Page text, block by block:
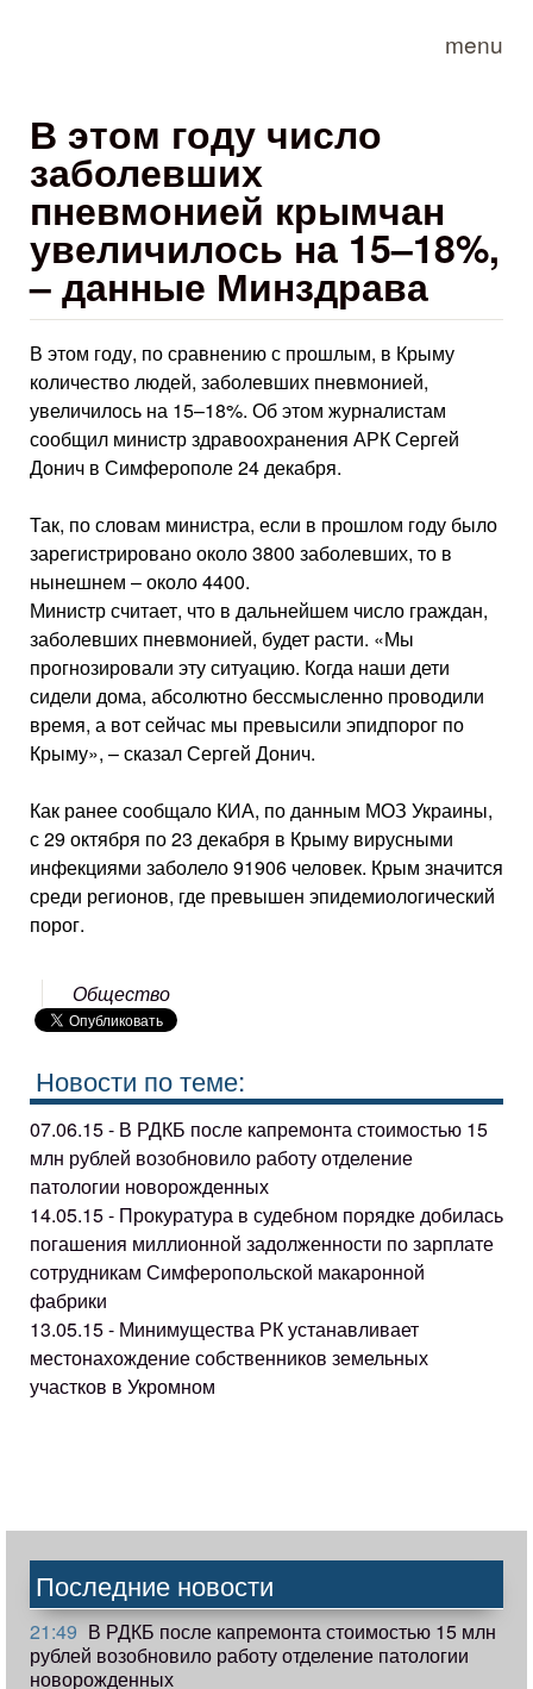
menu
В этом году число
заболевших
пневмонией крымчан
увеличилось на 15–18%,
– данные Минздрава
В этом году, по сравнению с прошлым, в Крыму
количество людей, заболевших пневмонией,
увеличилось на 15–18%. Об этом журналистам
сообщил министр здравоохранения АРК Сергей
Донич в Симферополе 24 декабря.
Так, по словам министра, если в прошлом году было
зарегистрировано около 3800 заболевших, то в
нынешнем – около 4400.
Министр считает, что в дальнейшем число граждан,
заболевших пневмонией, будет расти. «Мы
прогнозировали эту ситуацию. Когда наши дети
сидели дома, абсолютно бессмысленно проводили
время, а вот сейчас мы превысили эпидпорог по
Крыму», – сказал Сергей Донич.
Как ранее сообщало КИА, по данным МОЗ Украины,
с 29 октября по 23 декабря в Крыму вирусными
инфекциями заболело 91906 человек. Крым значится
среди регионов, где превышен эпидемиологический
порог.
Общество
Новости по теме:
07.06.15 - В РДКБ после капремонта стоимостью 15
млн рублей возобновило работу отделение
патологии новорожденных
14.05.15 - Прокуратура в судебном порядке добилась
погашения миллионной задолженности по зарплате
сотрудникам Симферопольской макаронной
фабрики
13.05.15 - Минимущества РК устанавливает
местонахождение собственников земельных
участков в Укромном
Последние новости
21:49 В РДКБ после капремонта стоимостью 15 млн
рублей возобновило работу отделение патологии
новорожденных